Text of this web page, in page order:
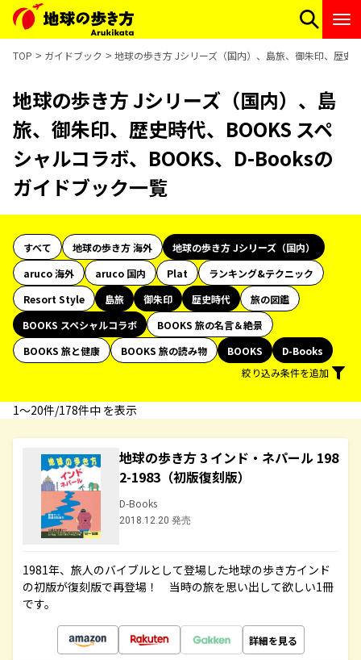
TOP ガイドブック 地球の歩き方 Jシリーズ（国内）、島旅、御朱印、歴史
地球の歩き方 Jシリーズ（国内）、島
旅、御朱印、歴史時代、BOOKS スペ
シャルコラボ、BOOKS、D-Booksの
ガイドブック一覧
すべて 地球の歩き方 海外
地球の歩き方 Jシリーズ（国内）
aruco 海外
aruco 国内 Plat
ランキング&テクニック
Resort Style
島旅 御朱印 歴史時代
旅の図鑑
BOOKS スペシャルコラボ
BOOKS 旅の名言＆絶景
BOOKS 旅と健康
BOOKS 旅の読み物 BOOKS
D-Books
絞り込み条件を追加
1〜20件/178件中 を表示
地球の歩き方 3 インド・ネパール 198
2-1983（初版復刻版）
D-Books
2018.12.20 発売
1981年、旅人のバイブルとして登場した地球の歩き方インド
の初版が復刻版で再登場！ 当時の旅を思い出して欲しい1冊
です。
詳細を見る